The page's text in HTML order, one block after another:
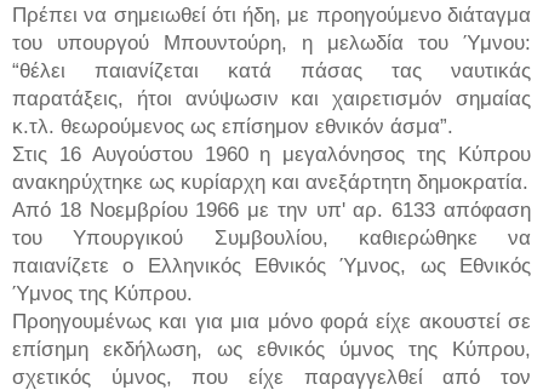
Πρέπει να σημειωθεί ότι ήδη, με προηγούμενο διάταγμα
του υπουργού Μπουντούρη, η μελωδία του Ύμνου:
“θέλει παιανίζεται κατά πάσας τας ναυτικάς
παρατάξεις, ήτοι ανύψωσιν και χαιρετισμόν σημαίας
κ.τλ. θεωρούμενος ως επίσημον εθνικόν άσμα”.
Στις 16 Αυγούστου 1960 η μεγαλόνησος της Κύπρου
ανακηρύχτηκε ως κυρίαρχη και ανεξάρτητη δημοκρατία.
Από 18 Νοεμβρίου 1966 με την υπ' αρ. 6133 απόφαση
του Υπουργικού Συμβουλίου, καθιερώθηκε να
παιανίζετε ο Ελληνικός Εθνικός Ύμνος, ως Εθνικός
Ύμνος της Κύπρου.
Προηγουμένως και για μια μόνο φορά είχε ακουστεί σε
επίσημη εκδήλωση, ως εθνικός ύμνος της Κύπρου,
σχετικός ύμνος, που είχε παραγγελθεί από τον